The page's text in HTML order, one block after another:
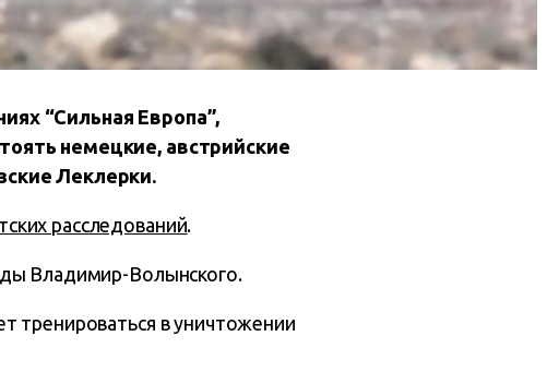
“Сильная Европа”,
немецкие, австрийские
Леклерки.
расследований.
Владимир-Волынского.
тренироваться в уничтожении